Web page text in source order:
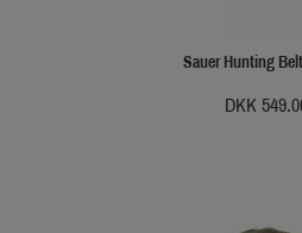
Sauer Hunting
DKK